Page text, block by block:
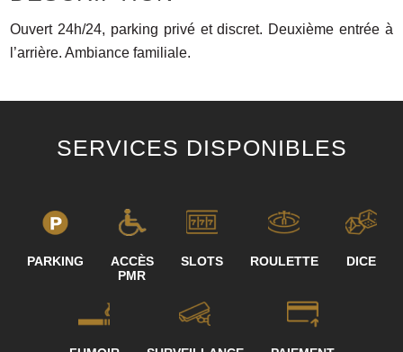
Ouvert 24h/24, parking privé et discret. Deuxième entrée à
l’arrière. Ambiance familiale.
SERVICES DISPONIBLES
PARKING
ACCÈS
PMR
SLOTS ROULETTE DICE